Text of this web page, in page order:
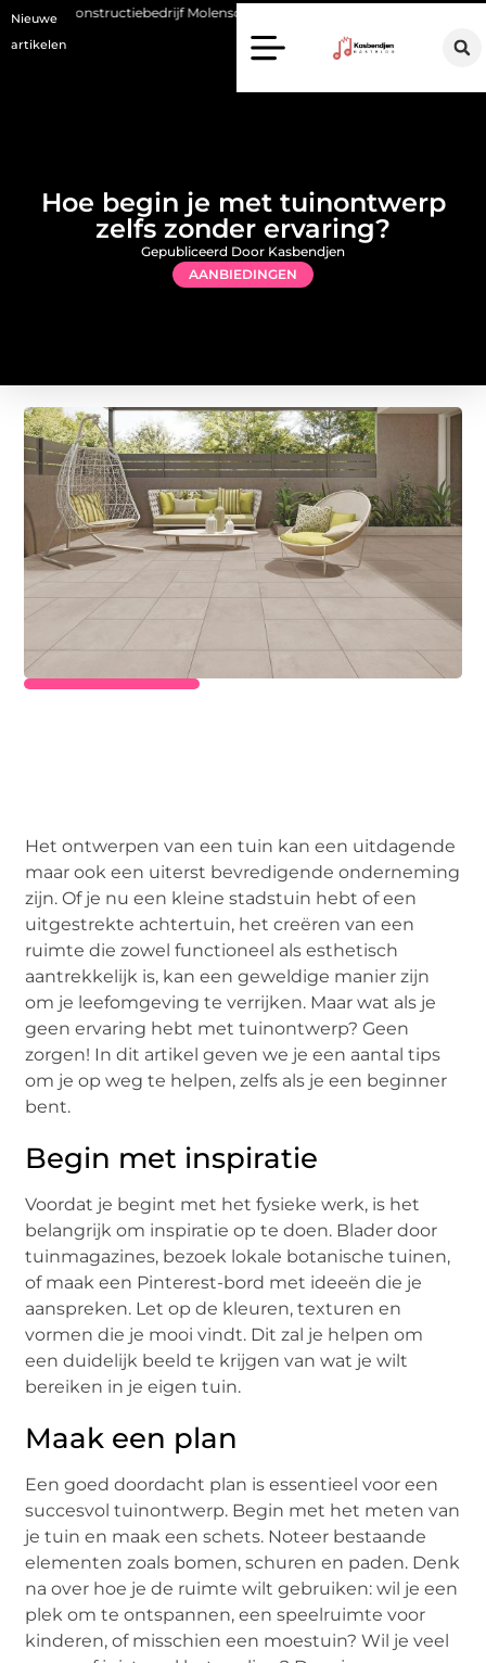
Nieuwe
artikelen
Molenschot: vakmanschap in staalconstructies,
Hoe begin je met tuinontwerp
zelfs zonder ervaring?
AANBIEDINGEN
Gepubliceerd Door Kasbendjen
Het ontwerpen van een tuin kan een uitdagende
maar ook een uiterst bevredigende onderneming
zijn. Of je nu een kleine stadstuin hebt of een
uitgestrekte achtertuin, het creëren van een
ruimte die zowel functioneel als esthetisch
aantrekkelijk is, kan een geweldige manier zijn
om je leefomgeving te verrijken. Maar wat als je
geen ervaring hebt met tuinontwerp? Geen
zorgen! In dit artikel geven we je een aantal tips
om je op weg te helpen, zelfs als je een beginner
bent.
Begin met inspiratie
Voordat je begint met het fysieke werk, is het
belangrijk om inspiratie op te doen. Blader door
tuinmagazines, bezoek lokale botanische tuinen,
of maak een Pinterest-bord met ideeën die je
aanspreken. Let op de kleuren, texturen en
vormen die je mooi vindt. Dit zal je helpen om
een duidelijk beeld te krijgen van wat je wilt
bereiken in je eigen tuin.
Maak een plan
Een goed doordacht plan is essentieel voor een
succesvol tuinontwerp. Begin met het meten van
je tuin en maak een schets. Noteer bestaande
elementen zoals bomen, schuren en paden. Denk
na over hoe je de ruimte wilt gebruiken: wil je een
plek om te ontspannen, een speelruimte voor
kinderen, of misschien een moestuin? Wil je veel